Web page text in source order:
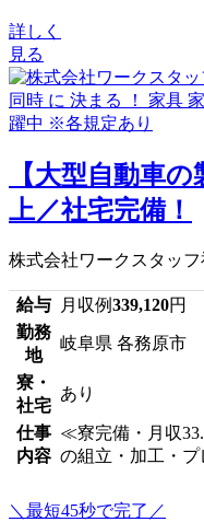
詳しく
見る
【大型自動車
上／社宅完備！
株式会社ワークスタッ
給与 月収例339,120円
勤務
地
岐阜県 各務原市
寮・
社宅
あり
仕事
内容
≪寮完備・月収
の組立・加工・プ
＼最短45秒で完了／